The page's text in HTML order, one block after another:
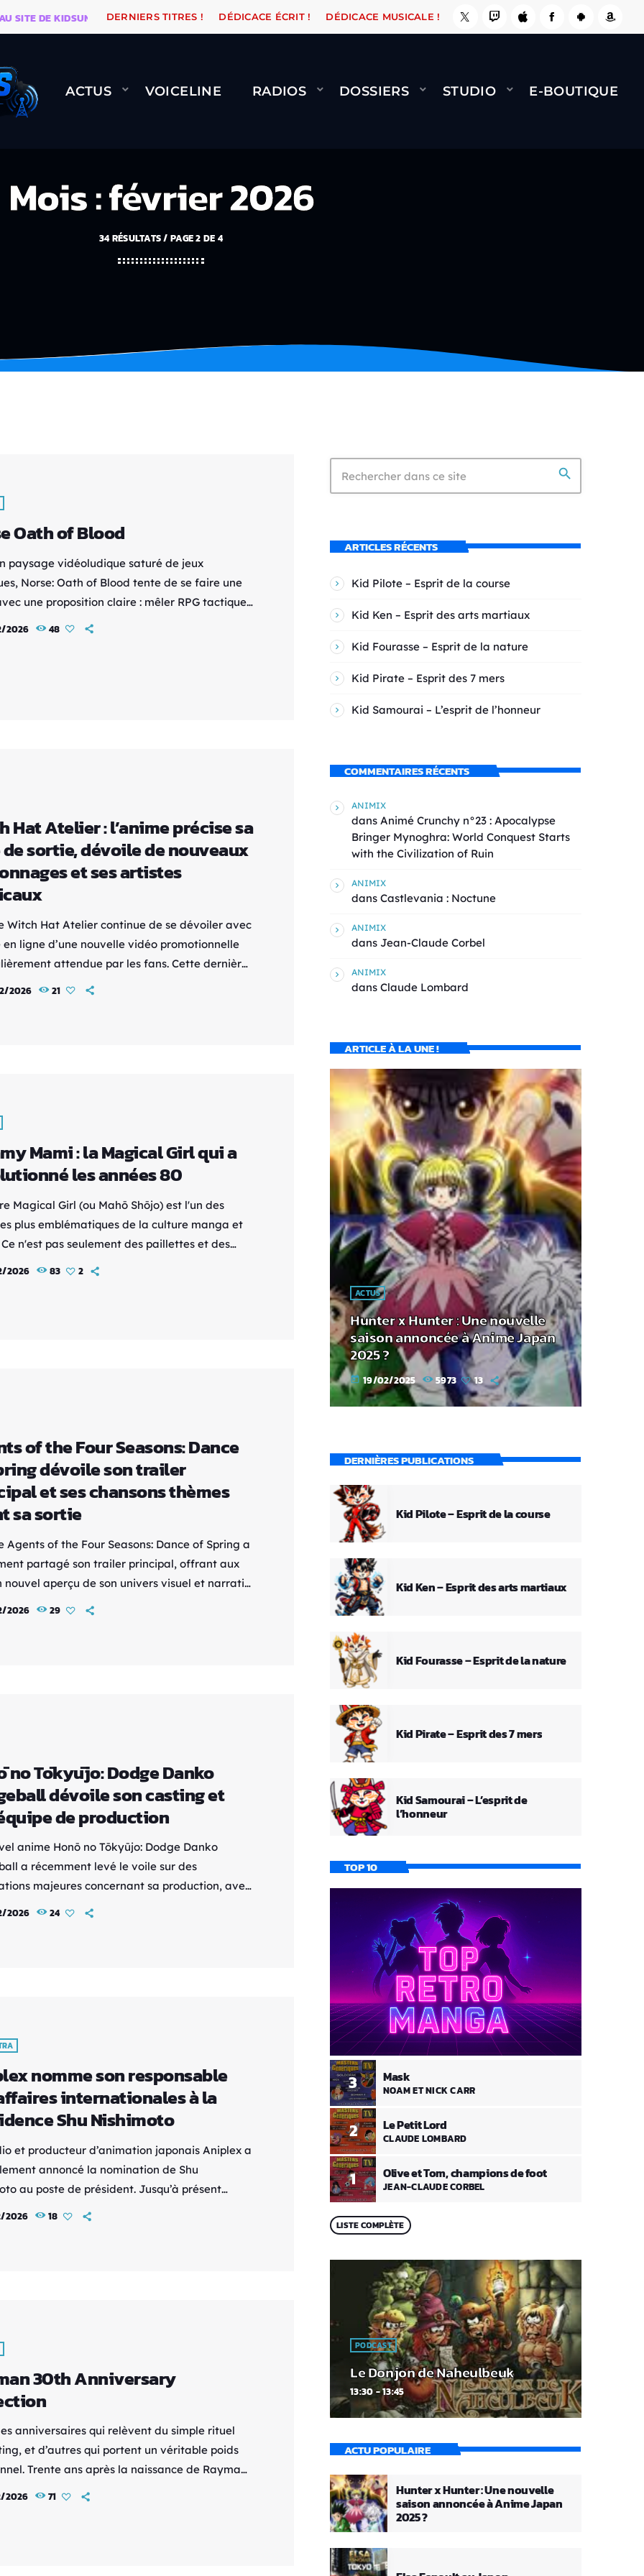
DE KIDSUNE WARÉTRO ORANGE ROAD QUI PASSE, ÇA LE FAIT ! NAMI BERNARD MINET - FLY
DERNIERS TITRES ! DÉDICACE ÉCRIT ! DÉDICACE MUSICALE !
ACTUS VOICELINE RADIOS DOSSIERS STUDIO E-BOUTIQUE
Mois : février 2026
34 RÉSULTATS / PAGE 2 DE 4
Oath of Blood
paysage vidéoludique saturé de jeux
Norse: Oath of Blood tente de se faire une
une proposition claire : mêler RPG tactique
par tour, gestion de village et récit de
2026 48
Hat Atelier : l’anime précise sa
sortie, dévoile de nouveaux
et ses artistes
Witch Hat Atelier continue de se dévoiler avec
en ligne d’une nouvelle vidéo promotionnelle
attendue par les fans. Cette dernière
une première diffusion fixée au 6 avril et
2026 21
Mami : la Magical Girl qui a
les années 80
Magical Girl (ou Mahō Shōjo) est l'un des
plus emblématiques de la culture manga et
n'est pas seulement des paillettes et des
magiques c'est un genre qui a su évoluer
2026 83 2
of the Four Seasons: Dance
dévoile son trailer
et ses chansons thèmes
sa sortie
Agents of the Four Seasons: Dance of Spring a
partagé son trailer principal, offrant aux
nouvel aperçu de son univers visuel et narratif.
bande-annonce révèle également les
2026 29
no Tōkyūjo: Dodge Danko
dévoile son casting et
de production
anime Honō no Tōkyūjo: Dodge Danko
a récemment levé le voile sur des
majeures concernant sa production, avec
de son casting vocal ainsi que de son
2026 24
nomme son responsable
internationales à la
Shu Nishimoto
et producteur d’animation japonais Aniplex a
annoncé la nomination de Shu
au poste de président. Jusqu’à présent
du développement des activités
2026 18
30th Anniversary
anniversaires qui relèvent du simple rituel
et d’autres qui portent un véritable poids
Trente ans après la naissance de Rayman,
de célébrer l’un de ses personnages les
2026 71
search
ARTICLES RÉCENTS
Kid Pilote – Esprit de la course
Kid Ken – Esprit des arts martiaux
Kid Fourasse – Esprit de la nature
Kid Pirate – Esprit des 7 mers
Kid Samourai – L’esprit de l’honneur
COMMENTAIRES RÉCENTS
ANIMIX
dans Animé Crunchy n°23 : Apocalypse
Bringer Mynoghra: World Conquest Starts
with the Civilization of Ruin
ANIMIX
dans Castlevania : Noctune
ANIMIX
dans Jean-Claude Corbel
ANIMIX
dans Claude Lombard
ARTICLE À LA UNE !
ACTUS
Hunter x Hunter : Une nouvelle
saison annoncée à Anime Japan
2025 ?
today 19/02/2025 5973 13
DERNIÈRES PUBLICATIONS
Kid Pilote – Esprit de la course
Kid Ken – Esprit des arts martiaux
Kid Fourasse – Esprit de la nature
Kid Pirate – Esprit des 7 mers
Kid Samourai – L’esprit de
l’honneur
TOP 10
1 Olive et Tom, champions de foot
JEAN-CLAUDE CORBEL
2 Le Petit Lord
CLAUDE LOMBARD
3 Mask
NOAM ET NICK CARR
LISTE COMPLÈTE
PODCAST
Le Donjon de Naheulbeuk
13:30 - 13:45
ACTU POPULAIRE
Hunter x Hunter : Une nouvelle
saison annoncée à Anime Japan
2025 ?